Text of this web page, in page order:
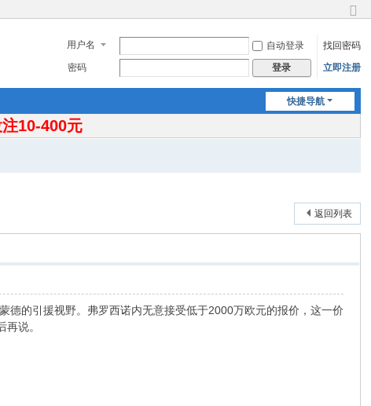
换
到
窄
用户名 自动登录
找回密码
密码
登录 立即注册
快捷导航
10-400元
返回列表
的引援视野。弗罗西诺内无意接受低于2000万欧元的报价，这一价
说。